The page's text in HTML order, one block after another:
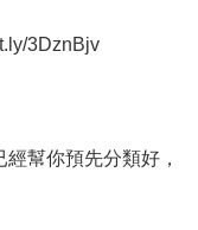
3DznBjv
幫你預先分類好，